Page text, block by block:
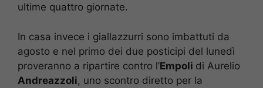
ultime quattro giornate.
In casa invece i giallazzurri sono imbattuti da
agosto e nel primo dei due posticipi del lunedì
proveranno a ripartire contro l’Empoli di Aurelio
Andreazzoli, uno scontro diretto per la